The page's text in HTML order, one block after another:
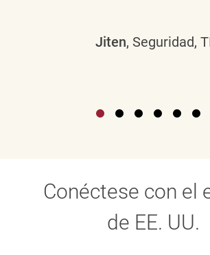
Jiten, Seguridad,
Conéctese con el
de EE. UU.